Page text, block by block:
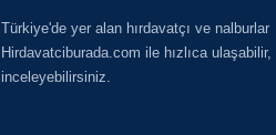
Türkiye'de yer alan hırdavatçı ve nalburlar
Hirdavatciburada.com ile hızlıca
inceleyebilirsiniz.